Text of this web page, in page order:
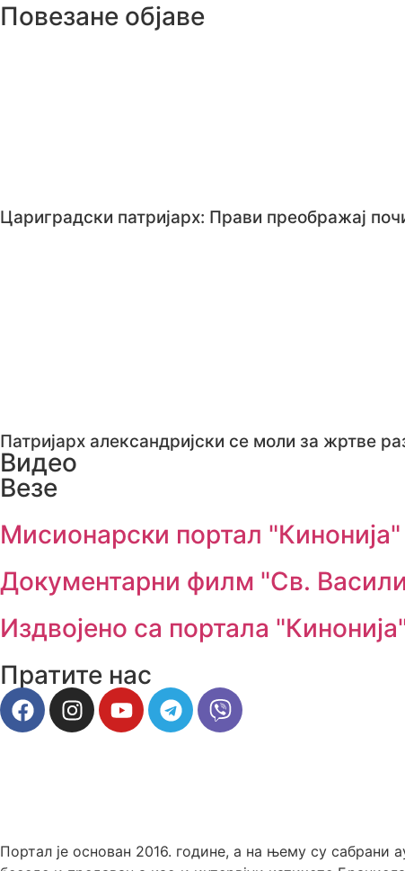
Повезане објаве
Цариградски патријарх: Прави преображај
Патријарх александријски се моли за жртве
Видео
Везе
Мисионарски портал "Кинонија"
Документарни филм "Св.
Издвојено са портала
Пратите нас
Портал је основан 2016. године, а на њему су сабрани